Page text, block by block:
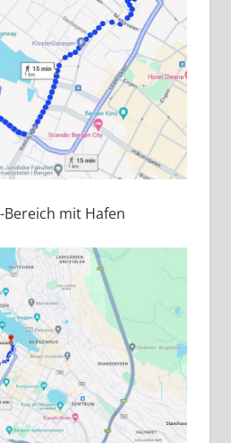
mit Hafen